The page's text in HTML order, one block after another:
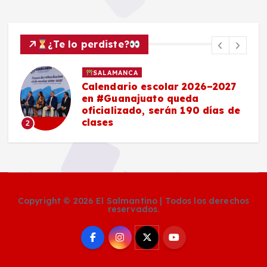
¿Te lo perdiste?
2
SALAMANCA
Calendario escolar 2026–2027
en #Guanajuato queda
oficializado, serán 190 días de
clases
Copyright © 2026 El Salmantino | Todos los derechos
reservados.